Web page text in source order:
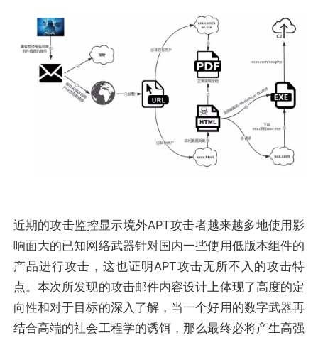
近期的攻击监控显示境外APT攻击者越来越多地使用影
响面大的已知网络武器针对国内一些使用低版本组件的
产品进行攻击，这也证明APT攻击无所不入的攻击特
点。本次所发现的攻击邮件内容设计上体现了高度的定
向性和对于目标的深入了解，当一个好用的数字武器再
结合高端的社会工程学的诱饵，那么最终必将产生高强